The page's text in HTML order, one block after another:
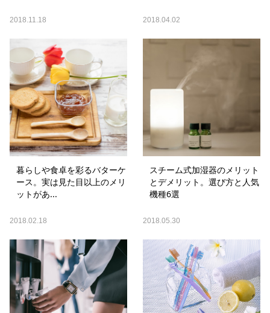
2018.11.18 2018.04.02
暮らしや食卓を彩るバターケ
ース。実は見た目以上のメリ
ットがあ...
2018.02.18
スチーム式加湿器のメリット
とデメリット。選び方と人気
機種6選
2018.05.30